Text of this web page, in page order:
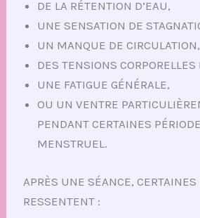
DE LA RÉTENTION D’EAU,
UNE SENSATION DE
UN MANQUE DE CIRCULATION,
DES TENSIONS
UNE FATIGUE GÉNÉRALE,
OU UN VENTRE
PENDANT CERTAINES
MENSTRUEL.
APRÈS UNE SÉANCE,
RESSENTENT :